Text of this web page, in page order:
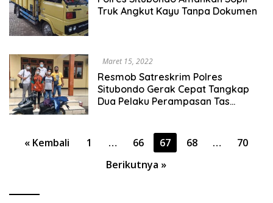
Truk Angkut Kayu Tanpa Dokumen
Maret 15, 2022
Resmob Satreskrim Polres
Situbondo Gerak Cepat Tangkap
Dua Pelaku Perampasan Tas
Paginasi
« Kembali 1 … 66 67 68 …
70
Berikutnya »